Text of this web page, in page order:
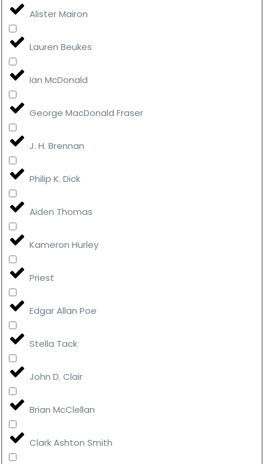
Alister Mairon
Lauren Beukes
Ian McDonald
George MacDonald Fraser
J. H. Brennan
Philip K. Dick
Aiden Thomas
Kameron Hurley
Priest
Edgar Allan Poe
Stella Tack
John D. Clair
Brian McClellan
Clark Ashton Smith